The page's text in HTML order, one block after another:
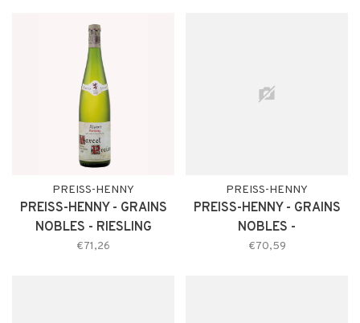
PREISS-HENNY
PREISS-HENNY - GRAINS
NOBLES - RIESLING
€71,26
PREISS-HENNY
PREISS-HENNY - GRAINS
NOBLES -
GEWURZTRAMINER
€70,59